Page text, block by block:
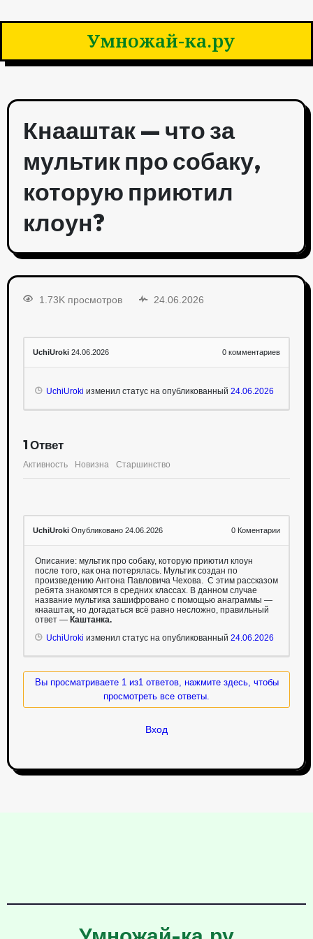
Умножай-ка.ру
Кнааштак — что за
мультик про собаку,
которую приютил
клоун?
1.73K просмотров 24.06.2026
UchiUroki 24.06.2026 0 комментариев
UchiUroki изменил статус на опубликованный 24.06.2026
1Ответ
Активность Новизна Старшинство
UchiUroki Опубликовано 24.06.2026 0 Коментарии
Описание: мультик про собаку, которую приютил клоун
после того, как она потерялась. Мультик создан по
произведению Антона Павловича Чехова. С этим рассказом
ребята знакомятся в средних классах. В данном случае
название мультика зашифровано с помощью анаграммы —
кнааштак, но догадаться всё равно несложно, правильный
ответ — Каштанка.
UchiUroki изменил статус на опубликованный 24.06.2026
Вы просматриваете 1 из1 ответов, нажмите здесь, чтобы
просмотреть все ответы.
Вход